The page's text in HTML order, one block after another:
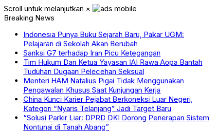
Scroll untuk melanjutkan ×
Breaking News
Indonesia Punya Buku Sejarah Baru, Pakar UGM:
Pelajaran di Sekolah Akan Berubah
Sanksi G7 terhadap Iran Picu Ketegangan
‎Tim Hukum Dan Ketua Yayasan IAI Rawa Aopa Bantah
Tuduhan Dugaan Pelecehan Seksual
Menteri HAM Natalius Pigai Tidak Menggunakan
Pengawalan Khusus Saat Kunjungan Kerja
China Kunci Karier Pejabat Berkoneksi Luar Negeri,
Kategori “Nyaris Telanjang” Jadi Target Baru
“Solusi Parkir Liar: DPRD DKI Dorong Penerapan Sistem
Nontunai di Tanah Abang”